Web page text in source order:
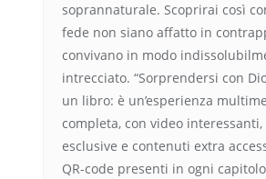
soprannaturale. Scoprirai così
fede non siano affatto in
convivano in modo
intrecciato. “Sorprendersi con
un libro: è un’esperienza
completa, con video
esclusive e contenuti extra
QR-code presenti in ogni